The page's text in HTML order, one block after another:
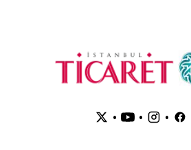
• • •